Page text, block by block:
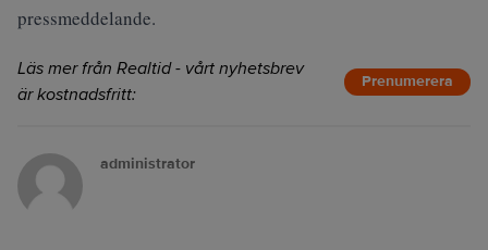
pressmeddelande.
Läs mer från Realtid - vårt nyhetsbrev
är kostnadsfritt:
Prenumerera
administrator